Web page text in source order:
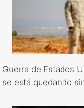
Guerra de Estados
se está quedando